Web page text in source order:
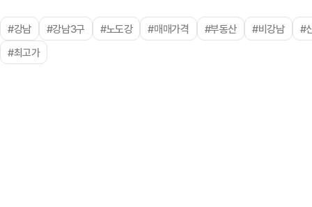
#강남 #강남3구 #노도강 #매매가격 #부동산 #비강남
#
#최고가